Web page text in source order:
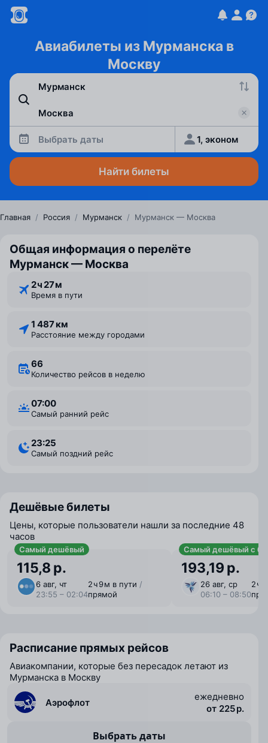
Авиабилеты из Мурманска в
Москву
Выбрать даты 1, эконом
Найти билеты
Главная / Россия / Мурманск / Мурманск — Москва
Общая информация о перелёте
Мурманск — Москва
2 ⁠ч 27 ⁠м
Время в пути
1 487 км
Расстояние между городами
66
Количество рейсов в неделю
07:00
Самый ранний рейс
23:25
Самый поздний рейс
Дешёвые билеты
Цены, которые пользователи нашли за последние 48
часов
Самый дешёвый
115,8 р.
6 авг, чт
23:55 – 02:04
2 ⁠ч 9 ⁠м в пути /
прямой
Самый дешёвый с
193,19 р.
26 авг, ср
06:10 – 08:50
2 ⁠ч
Расписание прямых рейсов
Авиакомпании, которые без пересадок летают из
Мурманска в Москву
Аэрофлот
ежедневно
от 225 р.
Выбрать даты